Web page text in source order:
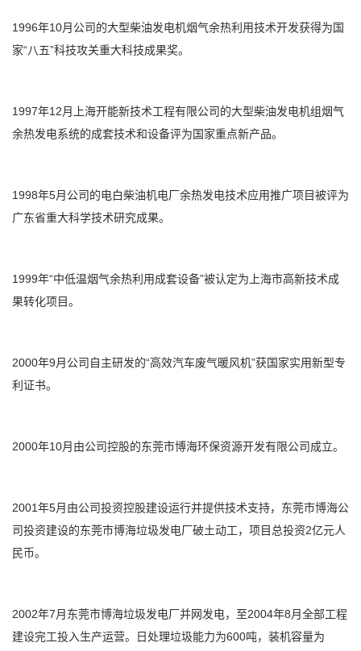
1996年10月公司的大型柴油发电机烟气余热利用技术开发获得为国
家“八五”科技攻关重大科技成果奖。
1997年12月上海开能新技术工程有限公司的大型柴油发电机组烟气
余热发电系统的成套技术和设备评为国家重点新产品。
1998年5月公司的电白柴油机电厂余热发电技术应用推广项目被评为
广东省重大科学技术研究成果。
1999年“中低温烟气余热利用成套设备”被认定为上海市高新技术成
果转化项目。
2000年9月公司自主研发的“高效汽车废气暖风机”获国家实用新型专
利证书。
2000年10月由公司控股的东莞市博海环保资源开发有限公司成立。
2001年5月由公司投资控股建设运行并提供技术支持，东莞市博海公
司投资建设的东莞市博海垃圾发电厂破土动工，项目总投资2亿元人
民币。
2002年7月东莞市博海垃圾发电厂并网发电，至2004年8月全部工程
建设完工投入生产运营。日处理垃圾能力为600吨，装机容量为